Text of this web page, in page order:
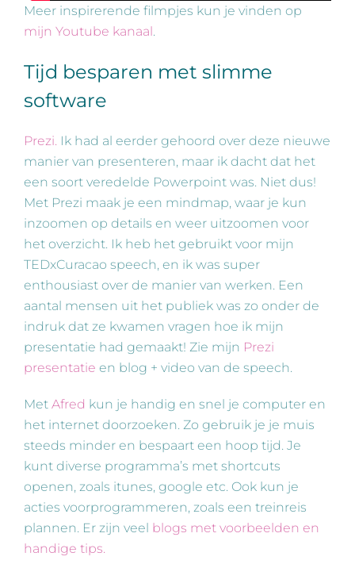
Meer inspirerende filmpjes kun je vinden op
mijn Youtube kanaal .
Tijd besparen met slimme
software
Prezi. Ik had al eerder gehoord over deze nieuwe
manier van presenteren, maar ik dacht dat het
een soort veredelde Powerpoint was. Niet dus!
Met Prezi maak je een mindmap, waar je kun
inzoomen op details en weer uitzoomen voor
het overzicht. Ik heb het gebruikt voor mijn
TEDxCuracao speech, en ik was super
enthousiast over de manier van werken. Een
aantal mensen uit het publiek was zo onder de
indruk dat ze kwamen vragen hoe ik mijn
presentatie had gemaakt! Zie mijn Prezi
presentatie en blog + video van de speech.
Met Afred kun je handig en snel je computer en
het internet doorzoeken. Zo gebruik je je muis
steeds minder en bespaart een hoop tijd. Je
kunt diverse programma’s met shortcuts
openen, zoals itunes, google etc. Ook kun je
acties voorprogrammeren, zoals een treinreis
plannen. Er zijn veel blogs met voorbeelden en
handige tips.